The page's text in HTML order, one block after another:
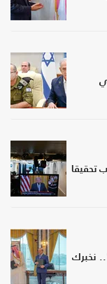
في
تحقيقا
نخبرك